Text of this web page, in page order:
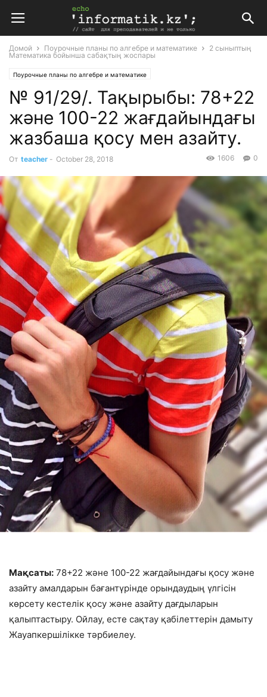
Домой Поурочные планы по алгебре и математике
2 сыныптың
Математика бойынша сабақтың жоспары
Поурочные планы по алгебре и математике
2 сыныптың Математика бойынша сабақтың жоспары Планирование
Поурочные планы
№ 91/29/. Тақырыбы: 78+22
және 100-22 жағдайындағы
жазбаша қосу мен азайту.
От teacher - October 28, 2018 0
1606
Мақсаты: 78+22 және 100-22 жағдайындағы қосу және
азайту амалдарын бағантүрінде орындаудың үлгісін
көрсету кестелік қосу және азайту дағдыларын
қалыптастыру. Ойлау, есте сақтау қабілеттерін дамыту
Жауапкершілікке тәрбиелеу.